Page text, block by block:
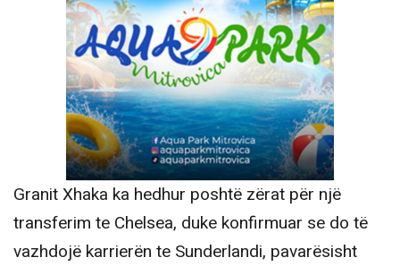
Granit Xhaka ka hedhur poshtë zërat për një
transferim te Chelsea, duke konfirmuar se do të
vazhdojë karrierën te Sunderlandi, pavarësisht